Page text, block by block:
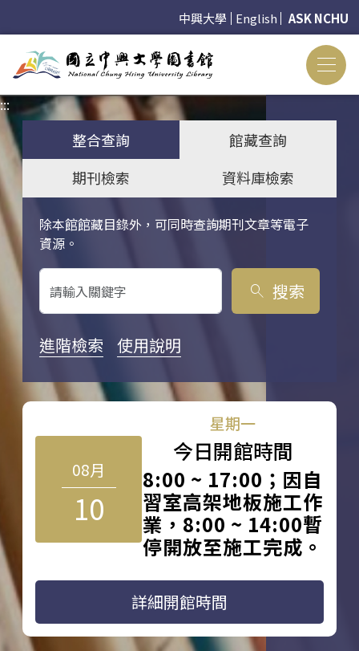
中興大學 English ASK NCHU
:::
整合查詢
館藏查詢
期刊檢索
資料庫檢索
除本館館藏目錄外，可同時查詢期刊文章等電子
資源。
關鍵字搜尋
search 搜索
進階檢索 使用說明
08月
10
星期一
今日開館時間
8:00 ~ 17:00；因自
習室高架地板施工作
業，8:00 ~ 14:00暫
停開放至施工完成。
詳細開館時間